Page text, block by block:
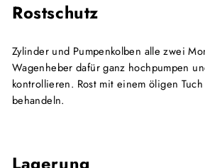
Rostschutz
Zylinder und Pumpenkolben alle zwei
Wagenheber dafür ganz hochpumpen
kontrollieren. Rost mit einem öligen
behandeln.